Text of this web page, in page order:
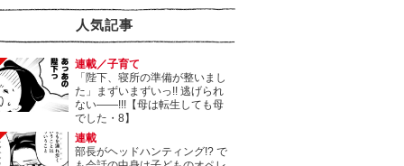
人気記事
連載／子育て
「陛下、寝所の準備が整いまし
た」まずいまずいっ!! 逃げられ
ない――!!!【母は転生しても母
でした・8】
連載
部長がヘッドハンティング!? で